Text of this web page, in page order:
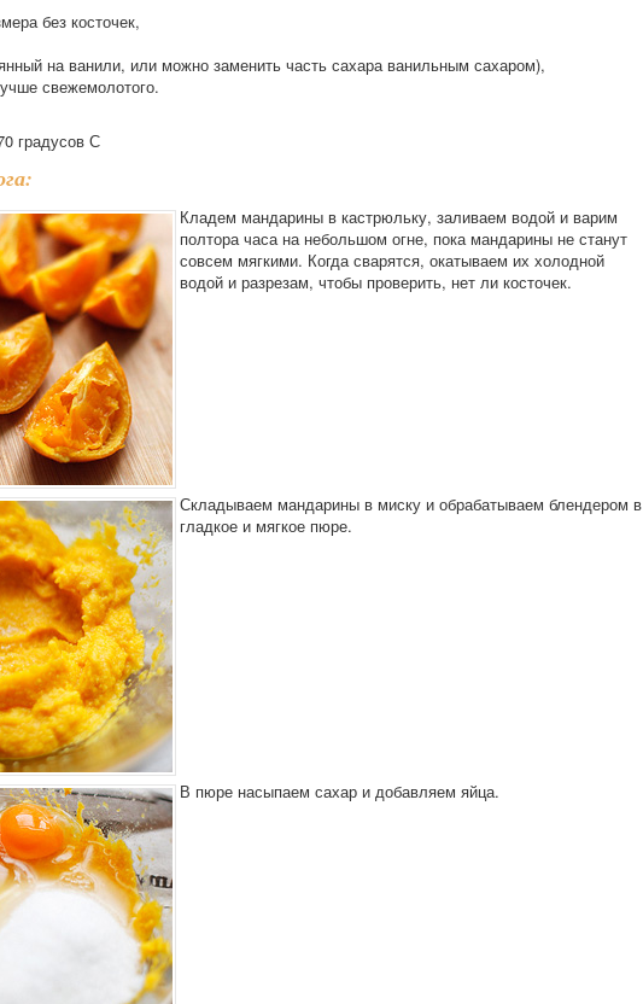
без косточек,
на ванили, или можно заменить часть сахара ванильным сахаром),
свежемолотого.
градусов С
Кладем мандарины в кастрюльку, заливаем водой и варим
полтора часа на небольшом огне, пока мандарины не станут
совсем мягкими. Когда сварятся, окатываем их холодной
водой и разрезам, чтобы проверить, нет ли косточек.
Складываем мандарины в миску и обрабатываем блендером в
гладкое и мягкое пюре.
В пюре насыпаем сахар и добавляем яйца.